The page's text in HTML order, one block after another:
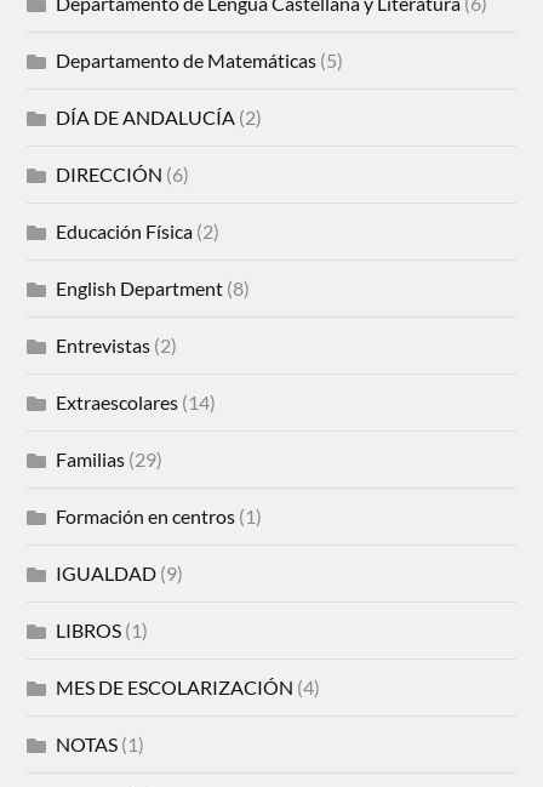
Departamento de Matemáticas (5)
DÍA DE ANDALUCÍA (2)
DIRECCIÓN (6)
Educación Física (2)
English Department (8)
Entrevistas (2)
Extraescolares (14)
Familias (29)
Formación en centros (1)
IGUALDAD (9)
LIBROS (1)
MES DE ESCOLARIZACIÓN (4)
NOTAS (1)